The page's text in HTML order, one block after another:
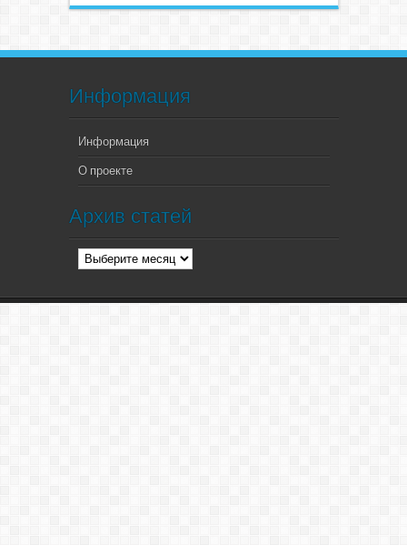
Информация
Информация
О проекте
Архив статей
Архив
статей